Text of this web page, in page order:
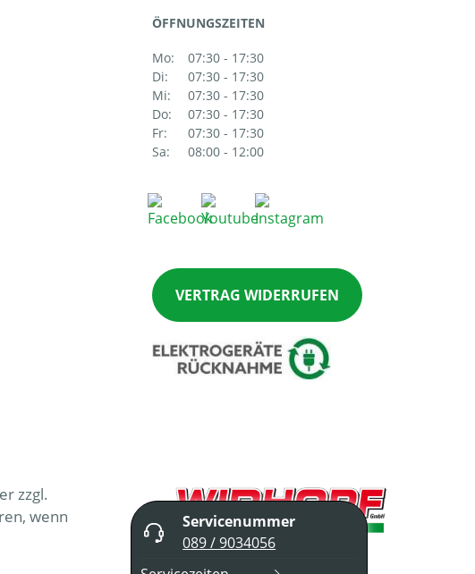
ÖFFNUNGSZEITEN
Mo:
07:30 - 17:30
Di:
07:30 - 17:30
Mi:
07:30 - 17:30
Do:
07:30 - 17:30
Fr:
07:30 - 17:30
Sa:
08:00 - 12:00
VERTRAG WIDERRUFEN
zzgl.
wenn
Servicenummer
089 / 9034056